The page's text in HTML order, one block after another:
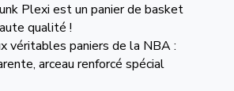
Plexi est un panier de basket
qualité !
véritables paniers de la NBA :
arceau renforcé spécial